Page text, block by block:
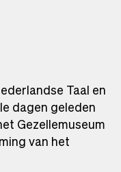
Taal en
dagen geleden
Gezellemuseum
van het